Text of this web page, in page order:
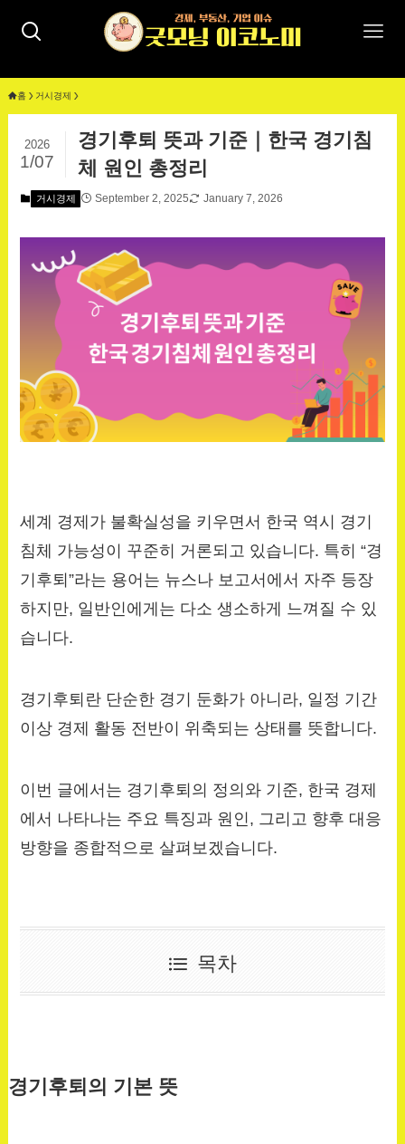
홈 거시경제
경기후퇴 뜻과 기준｜한국 경기침
체 원인 총정리
2026
1/07
거시경제 September 2, 2025 January 7, 2026
세계 경제가 불확실성을 키우면서 한국 역시 경기
침체 가능성이 꾸준히 거론되고 있습니다. 특히 “경
기후퇴”라는 용어는 뉴스나 보고서에서 자주 등장
하지만, 일반인에게는 다소 생소하게 느껴질 수 있
습니다.
경기후퇴란 단순한 경기 둔화가 아니라, 일정 기간
이상 경제 활동 전반이 위축되는 상태를 뜻합니다.
이번 글에서는 경기후퇴의 정의와 기준, 한국 경제
에서 나타나는 주요 특징과 원인, 그리고 향후 대응
방향을 종합적으로 살펴보겠습니다.
목차
경기후퇴의 기본 뜻